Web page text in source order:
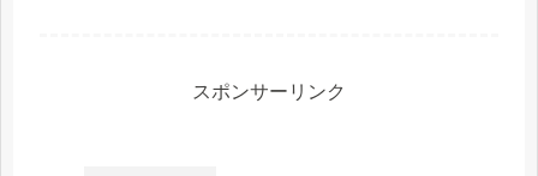
スポンサーリンク